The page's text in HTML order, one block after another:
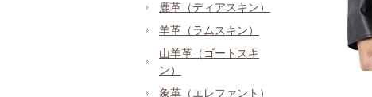
鹿革（ディアスキン）
羊革（ラムスキン）
山羊革（ゴートスキ
ン）
象革（エレファント）